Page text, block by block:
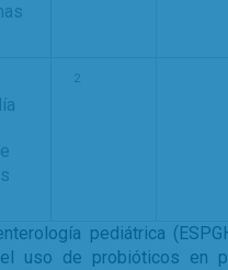
2
pediátrica
uso de probióticos en